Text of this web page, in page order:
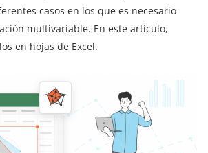
casos en los que es necesario
multivariable. En este artículo,
en hojas de Excel.